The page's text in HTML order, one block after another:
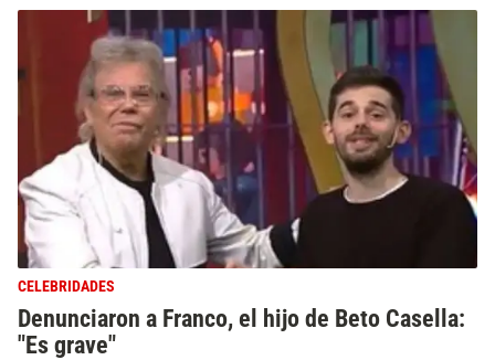
CELEBRIDADES
Denunciaron a Franco, el hijo de Beto Casella:
"Es grave"